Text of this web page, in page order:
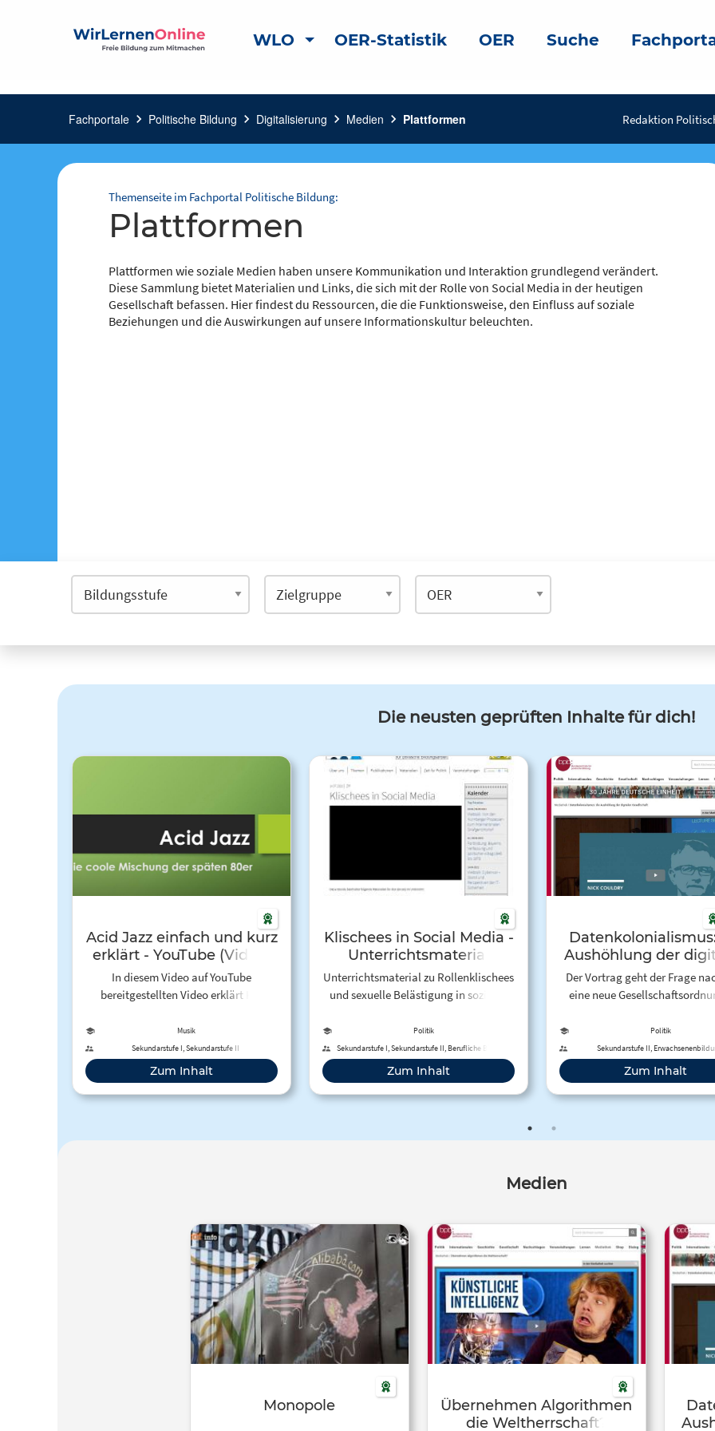
WLO OER-Statistik OER Suche
Fachportale chevron_right Politische Bildung chevron_right Digitalisierung chevron_right Medien chevron_right Plattformen Redaktion
Themenseite im Fachportal Politische Bildung:
Plattformen
Plattformen wie soziale Medien haben unsere Kommunikation und Interaktion grundlegend verändert.
Diese Sammlung bietet Materialien und Links, die sich mit der Rolle von Social Media in der heutigen
Gesellschaft befassen. Hier findest du Ressourcen, die die Funktionsweise, den Einfluss auf soziale
Beziehungen und die Auswirkungen auf unsere Informationskultur beleuchten.
Die neusten geprüften Inhalte für dich!
Acid Jazz einfach und kurz
erklärt - YouTube (Video)
In diesem Video auf YouTube
bereitgestellten Video erklärt Kai
Besonderheiten des "Acid Jazz".
Musik
Sekundarstufe I, Sekundarstufe II
Zum Inhalt
Klischees in Social Media -
Unterrichtsmaterial
Unterrichtsmaterial zu Rollenklischees
und sexuelle Belästigung in sozialen
Politik
Sekundarstufe I, Sekundarstufe II, Berufliche Bildung
Zum Inhalt
Aushöhlung der
Gesellschaft
Der Vortrag geht der Frage
eine neue
Durchsetzung dieser
geschaffen wird. Diese
schafft neue Abhängigkeiten
Plattformen, über die Daten
werde
Politik
Sekundarstufe II,
Zum Inhalt
Medien
Monopole
Übernehmen Algorithmen
die Weltherrschaft?